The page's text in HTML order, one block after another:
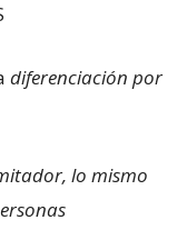
diferenciación por
lo mismo